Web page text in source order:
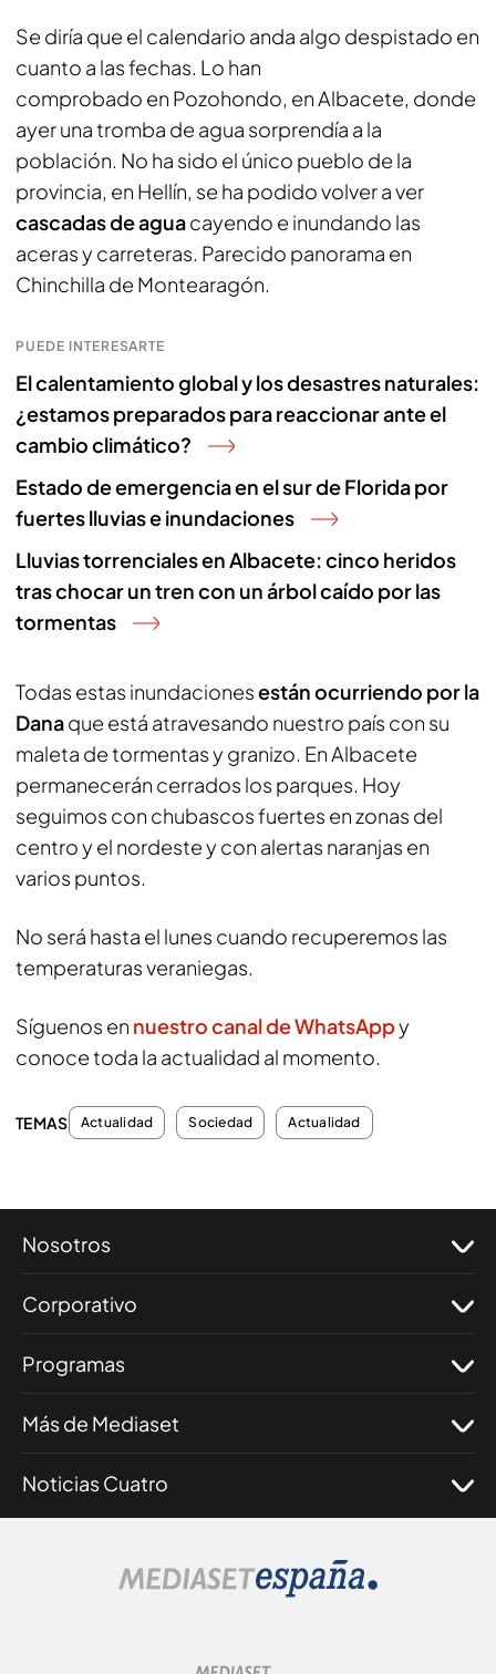
Se diría que el calendario anda algo despistado en
cuanto a las fechas. Lo han
comprobado en Pozohondo, en Albacete, donde
ayer una tromba de agua sorprendía a la
población. No ha sido el único pueblo de la
provincia, en Hellín, se ha podido volver a ver
cascadas de aguacayendo e inundando las
aceras y carreteras. Parecido panorama en
Chinchilla de Montearagón.
PUEDE INTERESARTE
El calentamiento global y los desastres naturales:
¿estamos preparados para reaccionar ante el
cambio climático?
Estado de emergencia en el sur de Florida por
fuertes lluvias e inundaciones
Lluvias torrenciales en Albacete: cinco heridos
tras chocar un tren con un árbol caído por las
tormentas
Todas estas inundacionesestán ocurriendo por la
Danaque está atravesando nuestro país con su
maleta de tormentas y granizo. En Albacete
permanecerán cerrados los parques. Hoy
seguimos con chubascos fuertes en zonas del
centro y el nordeste y con alertas naranjas en
varios puntos.
No será hasta el lunes cuando recuperemos las
temperaturas veraniegas.
Síguenos en nuestro canal de WhatsAppy
conoce toda la actualidad al momento.
TEMAS Actualidad Sociedad Actualidad
Nosotros
Corporativo
Programas
Más de Mediaset
Noticias Cuatro